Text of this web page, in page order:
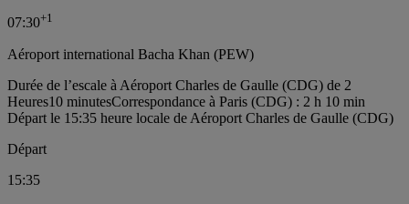
07:30+1
Aéroport international Bacha Khan (PEW)
Durée de l’escale à Aéroport Charles de Gaulle (CDG) de 2
Heures10 minutesCorrespondance à Paris (CDG) : 2 h 10 min
Départ le 15:35 heure locale de Aéroport Charles de Gaulle (CDG)
Départ
15:35